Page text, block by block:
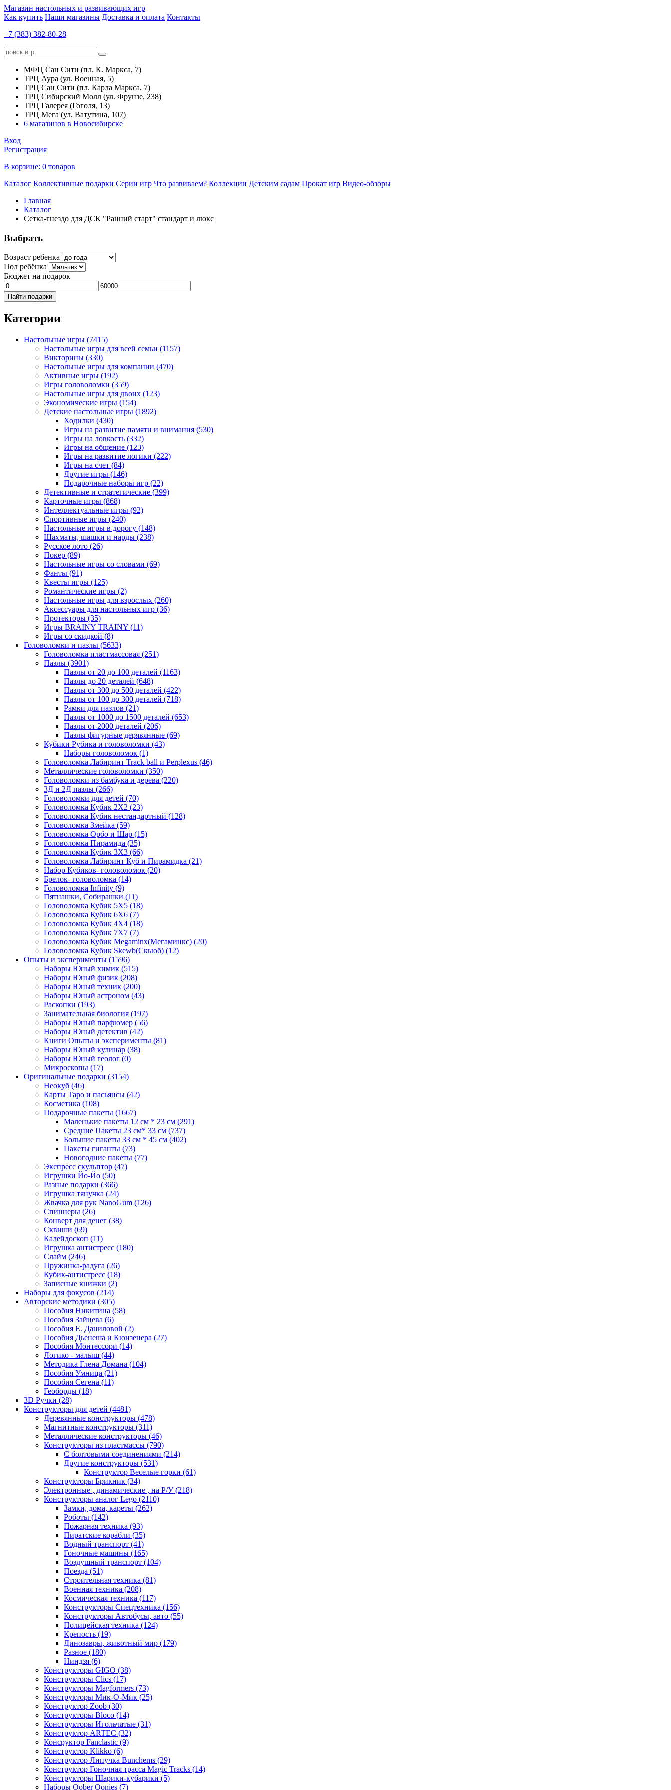
Магазин настольных и развивающих игр
Как купить Наши магазины Доставка и оплата Контакты
+7 (383) 382-80-28
МФЦ Сан Сити (пл. К. Маркса, 7)
ТРЦ Аура (ул. Военная, 5)
ТРЦ Сан Сити (пл. Карла Маркса, 7)
ТРЦ Сибирский Молл (ул. Фрунзе, 238)
ТРЦ Галерея (Гоголя, 13)
ТРЦ Мега (ул. Ватутина, 107)
6 магазинов в Новосибирске
Вход
Регистрация
В корзине: 0 товаров
Каталог Коллективные подарки Серии игр Что развиваем? Коллекции Детским садам Прокат игр Видео-обзоры
Главная
Каталог
Сетка-гнездо для ДСК "Ранний старт" стандарт и люкс
Выбрать
Возраст ребенка
Пол ребёнка
Бюджет на подарок
Найти подарки
Категории
Настольные игры (7415)
Настольные игры для всей семьи (1157)
Викторины (330)
Настольные игры для компании (470)
Активные игры (192)
Игры головоломки (359)
Настольные игры для двоих (123)
Экономические игры (154)
Детские настольные игры (1892)
Ходилки (430)
Игры на развитие памяти и внимания (530)
Игры на ловкость (332)
Игры на общение (123)
Игры на развитие логики (222)
Игры на счет (84)
Другие игры (146)
Подарочные наборы игр (22)
Детективные и стратегические (399)
Карточные игры (868)
Интеллектуальные игры (92)
Спортивные игры (240)
Настольные игры в дорогу (148)
Шахматы, шашки и нарды (238)
Русское лото (26)
Покер (89)
Настольные игры со словами (69)
Фанты (91)
Квесты игры (125)
Романтические игры (2)
Настольные игры для взрослых (260)
Аксессуары для настольных игр (36)
Протекторы (35)
Игры BRAINY TRAINY (11)
Игры со скидкой (8)
Головоломки и пазлы (5633)
Головоломка пластмассовая (251)
Пазлы (3901)
Пазлы от 20 до 100 деталей (1163)
Пазлы до 20 деталей (648)
Пазлы от 300 до 500 деталей (422)
Пазлы от 100 до 300 деталей (718)
Рамки для пазлов (21)
Пазлы от 1000 до 1500 деталей (653)
Пазлы от 2000 деталей (206)
Пазлы фигурные дерявянные (69)
Кубики Рубика и головоломки (43)
Наборы головоломок (1)
Головоломка Лабиринт Track ball и Perplexus (46)
Металлические головоломки (350)
Головоломки из бамбука и дерева (220)
3Д и 2Д пазлы (266)
Головоломки для детей (70)
Головоломка Кубик 2Х2 (23)
Головоломка Кубик нестандартный (128)
Головоломка Змейка (59)
Головоломка Орбо и Шар (15)
Головоломка Пирамида (35)
Головоломка Кубик 3Х3 (66)
Головоломка Лабиринт Куб и Пирамидка (21)
Набор Кубиков- головоломок (20)
Брелок- головоломка (14)
Головоломка Infinity (9)
Пятнашки, Собирашки (11)
Головоломка Кубик 5Х5 (18)
Головоломка Кубик 6Х6 (7)
Головоломка Кубик 4Х4 (18)
Головоломка Кубик 7Х7 (7)
Головоломка Кубик Megaminx(Мегаминкс) (20)
Головоломка Кубик Skewb(Скьюб) (12)
Опыты и эксперименты (1596)
Наборы Юный химик (515)
Наборы Юный физик (208)
Наборы Юный техник (200)
Наборы Юный астроном (43)
Раскопки (193)
Занимательная биология (197)
Наборы Юный парфюмер (56)
Наборы Юный детектив (42)
Книги Опыты и эксперименты (81)
Наборы Юный кулинар (38)
Наборы Юный геолог (0)
Микроскопы (17)
Оригинальные подарки (3154)
Неокуб (46)
Карты Таро и пасьянсы (42)
Косметика (108)
Подарочные пакеты (1667)
Маленькие пакеты 12 см * 23 см (291)
Средние Пакеты 23 см* 33 см (737)
Большие пакеты 33 см * 45 см (402)
Пакеты гиганты (73)
Новогодние пакеты (77)
Экспресс скульптор (47)
Игрушки Йо-Йо (50)
Разные подарки (366)
Игрушка тянучка (24)
Жвачка для рук NanoGum (126)
Спиннеры (26)
Конверт для денег (38)
Сквиши (69)
Калейдоскоп (11)
Игрушка антистресс (180)
Слайм (246)
Пружинка-радуга (26)
Кубик-антистресс (18)
Записные книжки (2)
Наборы для фокусов (214)
Авторские методики (305)
Пособия Никитина (58)
Пособия Зайцева (6)
Пособия Е. Даниловой (2)
Пособия Дьенеша и Кюизенера (27)
Пособия Монтессори (14)
Логико - малыш (44)
Методика Глена Домана (104)
Пособия Умница (21)
Пособия Сегена (11)
Геоборды (18)
3D Ручки (28)
Конструкторы для детей (4481)
Деревянные конструкторы (478)
Магнитные конструкторы (311)
Металлические конструкторы (46)
Конструкторы из пластмассы (790)
С болтовыми соединениями (214)
Другие конструкторы (531)
Конструктор Веселые горки (61)
Конструкторы Брикник (34)
Электронные , динамические , на Р/У(218)
Конструкторы аналог Lego (2110)
Замки, дома, кареты (262)
Роботы (142)
Пожарная техника (93)
Пиратские корабли (35)
Водный транспорт (41)
Гоночные машины (165)
Воздушный транспорт (104)
Поезда (51)
Строительная техника (81)
Военная техника (208)
Космическая техника (117)
Конструкторы Спецтехника (156)
Конструкторы Автобусы, авто (55)
Полицейская техника (124)
Крепость (19)
Динозавры, животный мир (179)
Разное (180)
Ниндзя (6)
Конструкторы GIGO (38)
Конструкторы Clics (17)
Конструкторы Magformers (73)
Конструкторы Мик-О-Мик (25)
Конструктор Zoob (30)
Конструкторы Bloco (14)
Конструкторы Игольчатые (31)
Конструктор ARTEC (32)
Консруктор Fanclastic (9)
Конструктор Klikko (6)
Конструктор Липучка Bunchems (29)
Конструктор Гоночная трасса Magic Tracks (14)
Конструкторы Шарики-кубарики (5)
Наборы Oober Oonies (7)